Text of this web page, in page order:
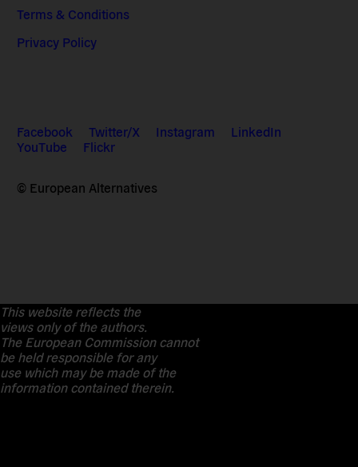
Terms & Conditions
Privacy Policy
Facebook Twitter/X Instagram
LinkedIn
YouTube
Flickr
© European Alternatives
This website reflects the
views only of the authors.
The European Commission cannot
be held responsible for any
use which may be made of the
information contained therein.